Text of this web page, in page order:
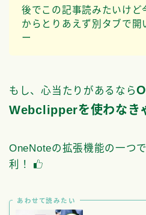
後でこの記事読みたいけど
からとりあえず別タブで開
ー
もし、心当たりがあるなら
Webclipperを使わなき
OneNoteの拡張機能の一つ
利！
あわせて読みたい